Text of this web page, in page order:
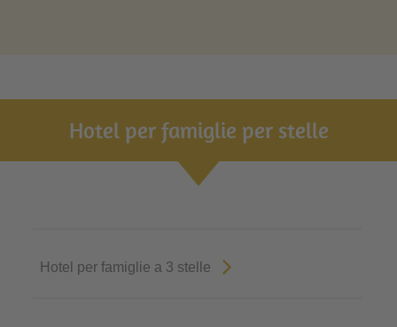
Hotel per famiglie per stelle
Hotel per famiglie a 3 stelle